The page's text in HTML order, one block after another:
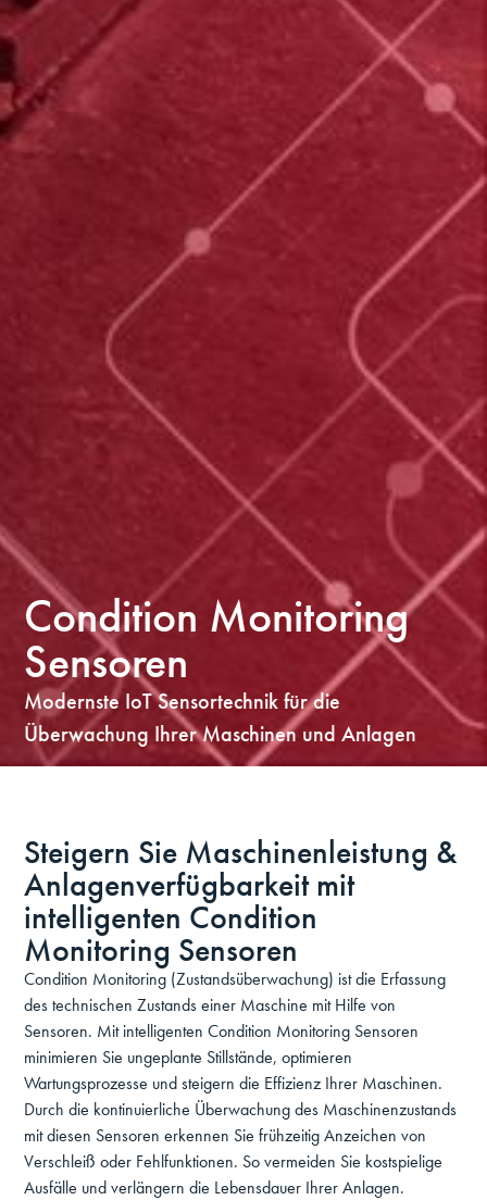
Condition Monitoring
Sensoren
Modernste IoT Sensortechnik für die
Überwachung Ihrer Maschinen und Anlagen
Steigern Sie Maschinenleistung &
Anlagenverfügbarkeit mit
intelligenten Condition
Monitoring Sensoren
Condition Monitoring (Zustandsüberwachung) ist die Erfassung
des technischen Zustands einer Maschine mit Hilfe von
Sensoren. Mit intelligenten Condition Monitoring Sensoren
minimieren Sie ungeplante Stillstände, optimieren
Wartungsprozesse und steigern die Effizienz Ihrer Maschinen.
Durch die kontinuierliche Überwachung des Maschinenzustands
mit diesen Sensoren erkennen Sie frühzeitig Anzeichen von
Verschleiß oder Fehlfunktionen. So vermeiden Sie kostspielige
Ausfälle und verlängern die Lebensdauer Ihrer Anlagen.